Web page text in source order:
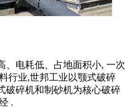
、电耗低、占地面积小, 一次
行业,世邦工业以颚式破碎
破碎机和制砂机为核心破碎
.